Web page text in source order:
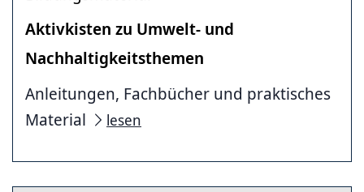
Aktivkisten zu Umwelt- und
Nachhaltigkeitsthemen
Anleitungen, Fachbücher und praktisches
Material
lesen